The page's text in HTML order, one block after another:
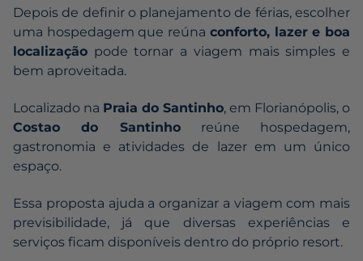
Depois de definir o planejamento de férias, escolher
uma hospedagem que reúna conforto, lazer e boa
localização pode tornar a viagem mais simples e
bem aproveitada.
Localizado na Praia do Santinho, em Florianópolis, o
Costao do Santinhoreúne hospedagem,
gastronomia e atividades de lazer em um único
espaço.
Essa proposta ajuda a organizar a viagem com mais
previsibilidade, já que diversas experiências e
serviços ficam disponíveis dentro do próprio resort.